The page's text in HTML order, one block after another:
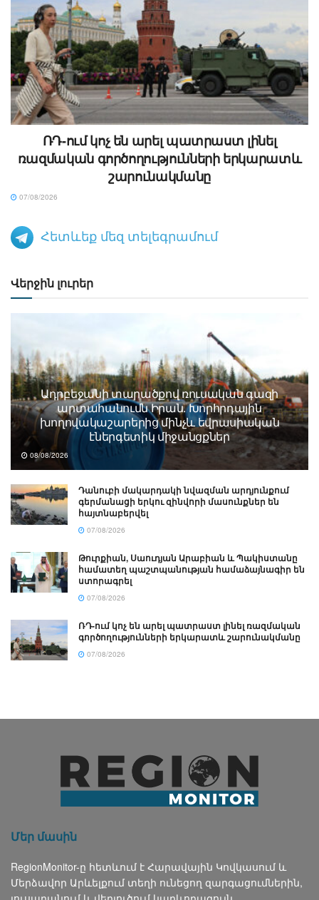
ՌԴ-ում կոչ են արել պատրաստ լինել
ռազմական գործողությունների երկարատև
շարունակմանը
07/08/2026
Հետևեք մեզ տելեգրամում
Վերջին լուրեր
Ադրբեջանի տարածքով ռուսական գազի
արտահանումն Իրան. Խորհրդային
խողովակաշարերից մինչև եվրասիական
էներգետիկ միջանցքներ
08/08/2026
Դանուբի մակարդակի նվազման արդյունքում
գերմանացի երկու զինվորի մասունքներ են
հայտնաբերվել
07/08/2026
Թուրքիան, Սաուդյան Արաբիան և Պակիստանը
համատեղ պաշտպանության համաձայնագիր են
ստորագրել
07/08/2026
ՌԴ-ում կոչ են արել պատրաստ լինել ռազմական
գործողությունների երկարատև շարունակմանը
07/08/2026
Մեր մասին
RegionMonitor-ը հետևում է Հարավային Կովկասում և
Մերձավոր Արևելքում տեղի ունեցող զարգացումներին,